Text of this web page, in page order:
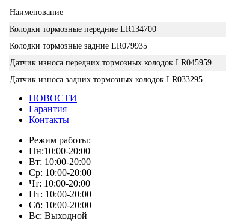
Наименование
Колодки тормозные передние LR134700
Колодки тормозные задние LR079935
Датчик износа передних тормозных колодок LR045959
Датчик износа задних тормозных колодок LR033295
НОВОСТИ
Гарантия
Контакты
Режим работы:
Пн:10:00-20:00
Вт: 10:00-20:00
Ср: 10:00-20:00
Чт: 10:00-20:00
Пт: 10:00-20:00
Сб: 10:00-20:00
Вс: Выходной